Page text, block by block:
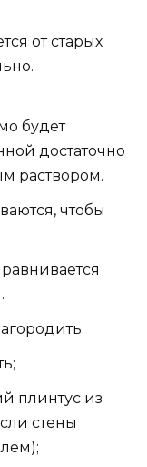
от старых
будет
достаточно
раствором.
чтобы
плинтус из
стены